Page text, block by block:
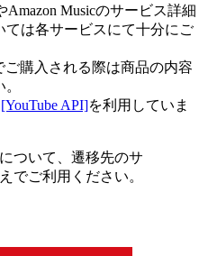
Amazon Musicのサービス詳細
ては各サービスにて十分にご
ご購入される際は商品の内容
[YouTube API]を利用していま
ついて、遷移先のサ
でご利用ください。